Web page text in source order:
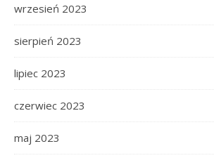
wrzesień 2023
sierpień 2023
lipiec 2023
czerwiec 2023
maj 2023